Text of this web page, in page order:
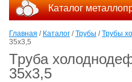
Каталог
Главная / Каталог /Трубы /Трубы
35х3,5
Труба
35х3,5